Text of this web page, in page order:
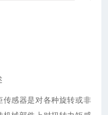
传感器是对各种旋转或非